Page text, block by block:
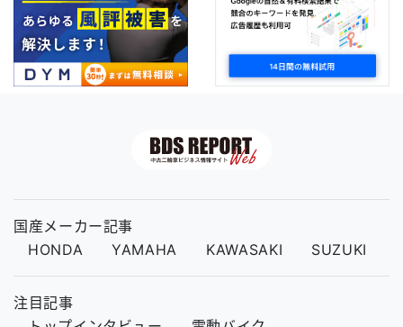
国産メーカー記事
HONDA
YAMAHA KAWASAKI SUZUKI
注目記事